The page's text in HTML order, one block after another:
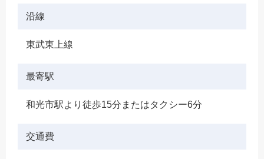
沿線
東武東上線
最寄駅
和光市駅より徒歩15分またはタクシー6分
交通費